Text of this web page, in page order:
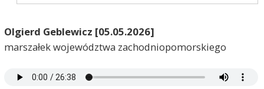
Olgierd Geblewicz [05.05.2026]
marszałek województwa zachodniopomorskiego